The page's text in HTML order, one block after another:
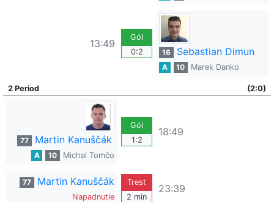
13:49
Gól
0:2
16 Sebastian Dimun
A 10 Marek Danko
2 Period (2:0)
77 Martin Kanuščák
A 10 Michal Tomčo
Gól
1:2
18:49
77 Martin Kanuščák
Napadnutie
Trest
2 min
23:39